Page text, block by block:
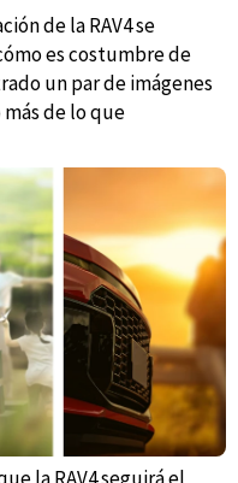
de la RAV4 se
es costumbre de
un par de imágenes
de lo que